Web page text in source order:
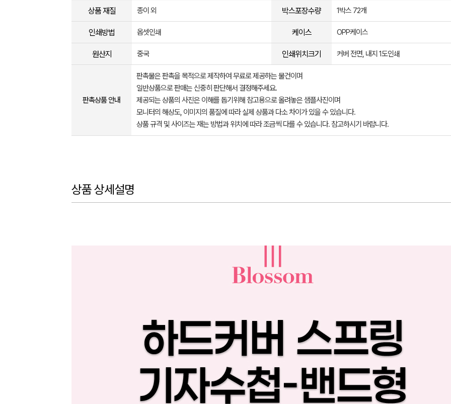
상품 재질 종이 외 박스포장수량 1박스 72개
인쇄방법 옵셋인쇄 케이스 OPP케이스
원산지 중국 인쇄위치크기 커버 전면, 내지 1도인쇄
판촉상품 안내
판촉물은 판촉을 목적으로 제작하여 무료로 제공하는 물건이며
일반상품으로 판매는 신중히 판단해서 결정해주세요.
제공되는 상품의 사진은 이해를 돕기위해 참고용으로 올려놓은 샘플사진이며
모니터의 해상도, 이미지의 품질에 따라 실제 상품과 다소 차이가 있을 수 있습니다.
상품 규격 및 사이즈는 재는 방법과 위치에 따라 조금씩 다를 수 있습니다. 참고하시기 바랍니다.
상품 상세설명